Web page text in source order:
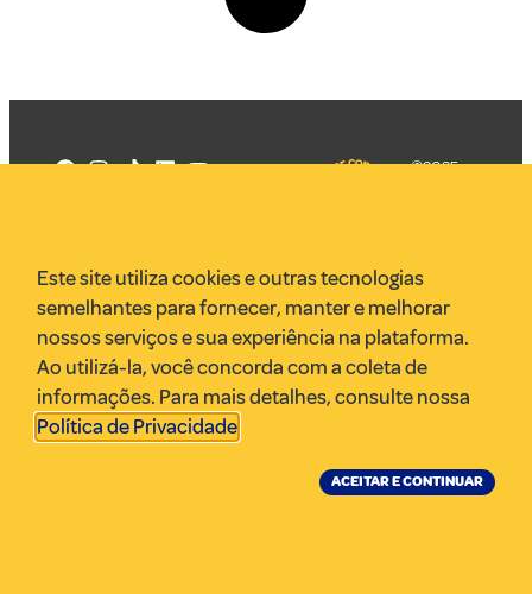
VR Assessoria
Parcerias
Envie uma pauta
Anuncie
©2025
Este site utiliza cookies e outras tecnologias
semelhantes para fornecer, manter e melhorar
nossos serviços e sua experiência na plataforma.
Ao utilizá-la, você concorda com a coleta de
informações. Para mais detalhes, consulte nossa
Política de Privacidade.
ACEITAR E CONTINUAR